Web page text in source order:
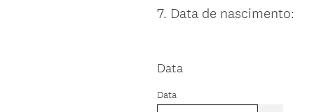
Question
7. Data de nascimento:
Data
Data